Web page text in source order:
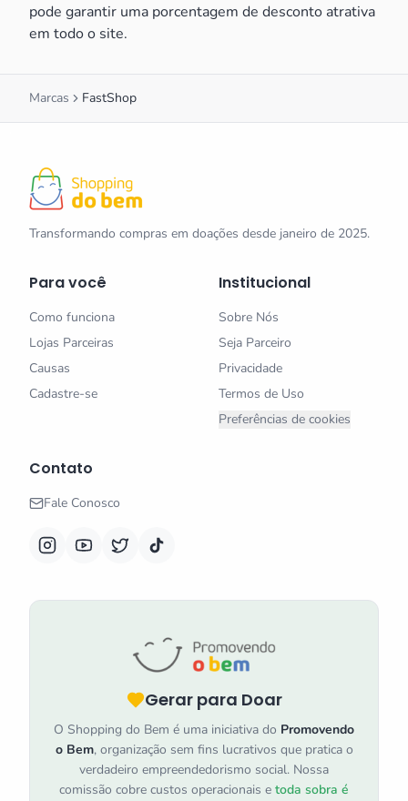
pode garantir uma porcentagem de desconto atrativa
em todo o site.
Marcas FastShop
Transformando compras em doações desde janeiro de 2025.
Para você
Como funciona
Lojas Parceiras
Causas
Cadastre-se
Institucional
Sobre Nós
Seja Parceiro
Privacidade
Termos de Uso
Preferências de cookies
Contato
Fale Conosco
Gerar para Doar
O Shopping do Bem é uma iniciativa do Promovendo
o Bem, organização sem fins lucrativos que pratica o
verdadeiro empreendedorismo social. Nossa
comissão cobre custos operacionais e toda sobra é